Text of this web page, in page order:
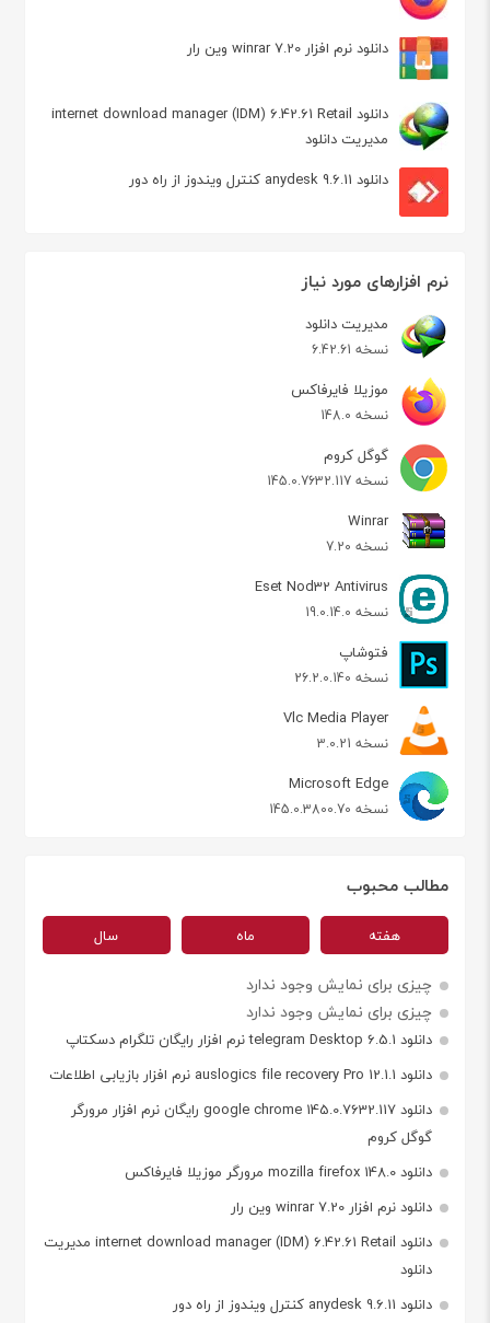
دانلود نرم افزار winrar 7.20 وین رار
دانلود internet download manager (IDM) 6.42.61 Retail
مدیریت دانلود
دانلود anydesk 9.6.11 کنترل ویندوز از راه دور
نرم افزارهای مورد نیاز
مدیریت دانلود
نسخه 6.42.61
موزیلا فایرفاکس
نسخه 148.0
گوگل کروم
نسخه 145.0.7632.117
Winrar
نسخه 7.20
Eset Nod32 Antivirus
نسخه 19.0.14.0
فتوشاپ
نسخه 26.2.0.140
Vlc Media Player
نسخه 3.0.21
Microsoft Edge
نسخه 145.0.3800.70
مطالب محبوب
هفته ماه سال
چیزی برای نمایش وجود ندارد
چیزی برای نمایش وجود ندارد
دانلود telegram Desktop 6.5.1 نرم افزار رایگان تلگرام دسکتاپ
دانلود auslogics file recovery Pro 12.1.1 نرم افزار بازیابی اطلاعات
دانلود google chrome 145.0.7632.117 رایگان نرم افزار مرورگر
گوگل کروم
دانلود mozilla firefox 148.0 مرورگر موزیلا فایرفاکس
دانلود نرم افزار winrar 7.20 وین رار
دانلود internet download manager (IDM) 6.42.61 Retail مدیریت
دانلود
دانلود anydesk 9.6.11 کنترل ویندوز از راه دور